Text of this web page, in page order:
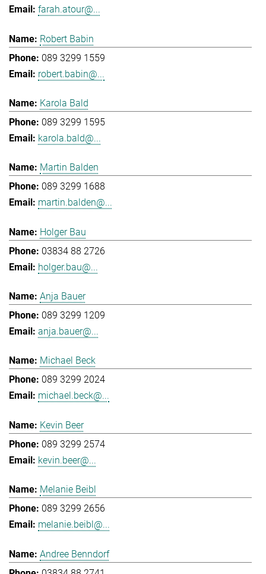
farah.atour@...
Robert Babin
089 3299 1559
robert.babin@...
Karola Bald
089 3299 1595
karola.bald@...
Martin Balden
089 3299 1688
martin.balden@...
Holger Bau
03834 88 2726
holger.bau@...
Anja Bauer
089 3299 1209
anja.bauer@...
Michael Beck
089 3299 2024
michael.beck@...
Kevin Beer
089 3299 2574
kevin.beer@...
Melanie Beibl
089 3299 2656
melanie.beibl@...
Andree Benndorf